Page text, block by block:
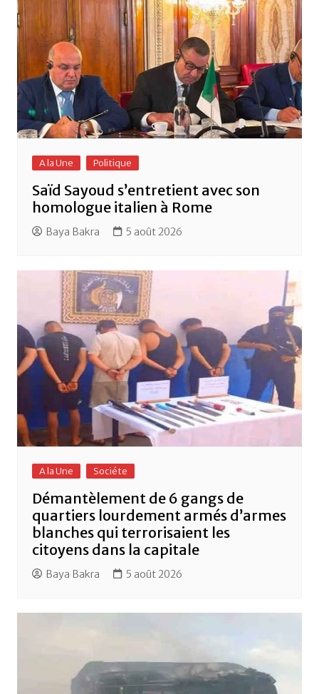
A la Une Politique
Saïd Sayoud s’entretient avec son
homologue italien à Rome
Baya Bakra 5 août 2026
A la Une Sociéte
Démantèlement de 6 gangs de
quartiers lourdement armés d’armes
blanches qui terrorisaient les
citoyens dans la capitale
Baya Bakra 5 août 2026